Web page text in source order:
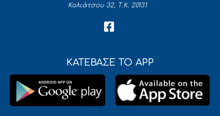
Κολιάτσου 32, Τ.Κ. 20131
ΚΑΤΕΒΑΣΕ ΤΟ APP